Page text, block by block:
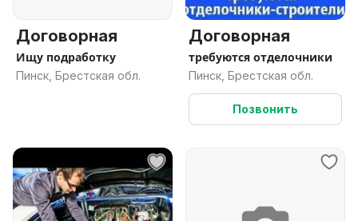
Договорная
Ищу подработку
Пинск, Брестская обл.
Договорная
требуются отделочники
Пинск, Брестская обл.
Позвонить